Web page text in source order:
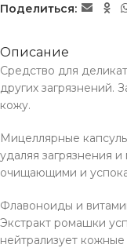
Поделиться:
Описание
Средство для
других загрязнений.
кожу.
Мицеллярные
удаляя загрязнения
очищающими и
Флавоноиды и
Экстракт ромашки
нейтрализует